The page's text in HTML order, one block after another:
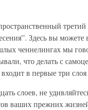
Здесь вы можете
ченнелингах мы
что делать с
в первые три
слоев, не
ваших прежних